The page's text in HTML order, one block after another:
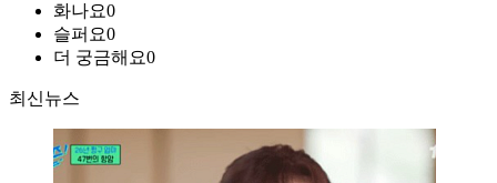
화나요0
슬퍼요0
더 궁금해요0
최신뉴스